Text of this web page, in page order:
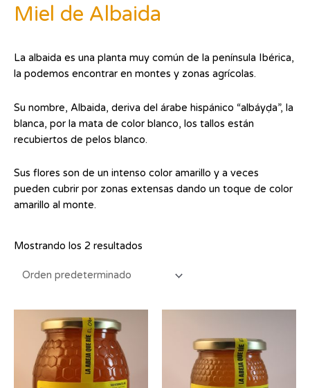
Miel de Albaida
La albaida es una planta muy común de la península Ibérica,
la podemos encontrar en montes y zonas agrícolas.
Su nombre, Albaida, deriva del árabe hispánico “albáyḍa”, la
blanca, por la mata de color blanco, los tallos están
recubiertos de pelos blanco.
Sus flores son de un intenso color amarillo y a veces
pueden cubrir por zonas extensas dando un toque de color
amarillo al monte.
Mostrando los 2 resultados